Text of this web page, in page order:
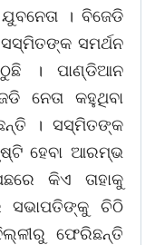
। ବିଜେଡି
ସମର୍ଥନ
। ପାଣ୍ଡିଆନ
ନେତା କହୁଥିବା
। ସସ୍ମିତଙ୍କ
ହେବା ଆରମ୍ଭ
କିଏ ତାହାକୁ
ସଭାପତିଙ୍କୁ ଚିଠି
ଫେରିଛନ୍ତି